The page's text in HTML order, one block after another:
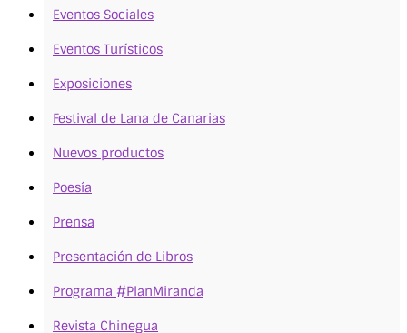
Eventos Sociales
Eventos Turísticos
Exposiciones
Festival de Lana de Canarias
Nuevos productos
Poesía
Prensa
Presentación de Libros
Programa #PlanMiranda
Revista Chinegua